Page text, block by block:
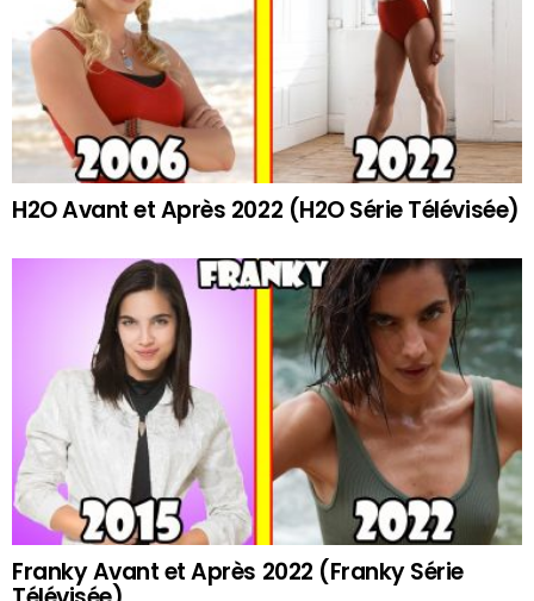
H2O Avant et Après 2022 (H2O Série Télévisée)
Franky Avant et Après 2022 (Franky Série